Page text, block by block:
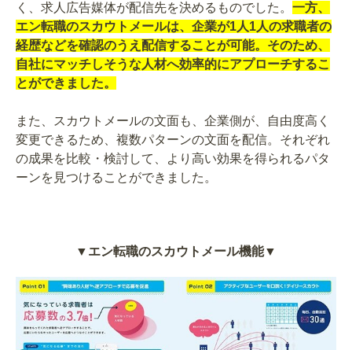
く、求人広告媒体が配信先を決めるものでした。 一方、
エン転職のスカウトメールは、企業が1人1人の求職者の
経歴などを確認のうえ配信することが可能。そのため、
自社にマッチしそうな人材へ効率的にアプローチするこ
とができました。
また、スカウトメールの文面も、企業側が、自由度高く
変更できるため、複数パターンの文面を配信。それぞれ
の成果を比較・検討して、より高い効果を得られるパタ
ーンを見つけることができました。
▼エン転職のスカウトメール機能▼